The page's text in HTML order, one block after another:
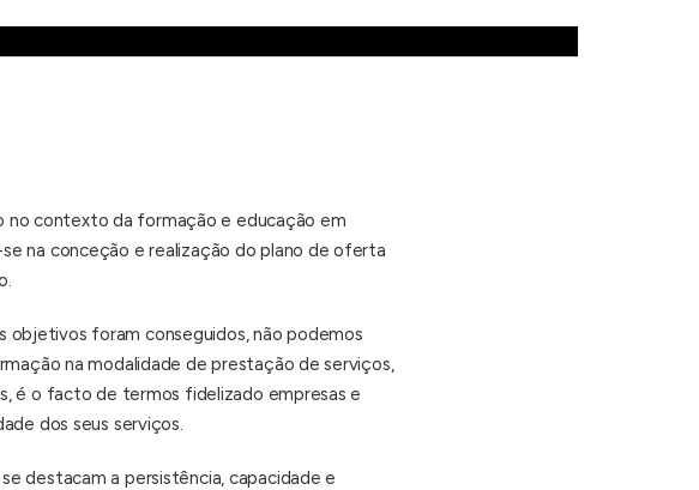
no contexto da formação e educação em
na conceção e realização do plano de oferta
objetivos foram conseguidos, não podemos
na modalidade de prestação de serviços,
é o facto de termos fidelizado empresas e
dos seus serviços.
destacam a persistência, capacidade e